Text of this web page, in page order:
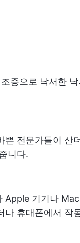
증으로 낙서한
쁜 전문가들이 산
니다.
Apple 기기나
나 휴대폰에서 작